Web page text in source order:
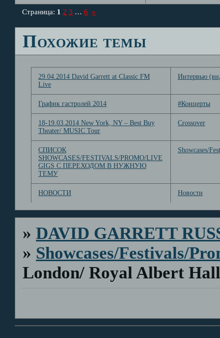
Страница: 1 2 3 … 6 »
Похожие темы
29.04.2014 David Garrett at Classic FM
Live
Интервью
График гастролей 2014 #Концерты
18-19.03.2014 New York, NY – Best Buy
Theater/ MUSIC Tour
Crossover
СПИСОК
SHOWCASES/FESTIVALS/PROMO/LIVE
GIGS С ПЕРЕХОДОМ В НУЖНУЮ
ТЕМУ
Showcases/
НОВОСТИ Новости
»DAVID GARRETT
» Showcases/Festivals/
London/ Royal Albert